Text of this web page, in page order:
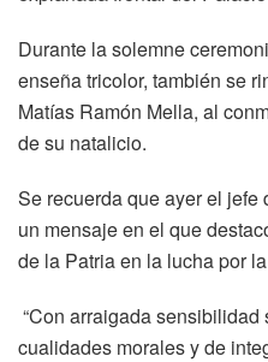
Durante la solemne
enseña tricolor, también se
Matías Ramón Mella, al
de su natalicio.
Se recuerda que ayer el jefe
un mensaje en el que
de la Patria en la lucha por
“Con arraigada
cualidades morales y de